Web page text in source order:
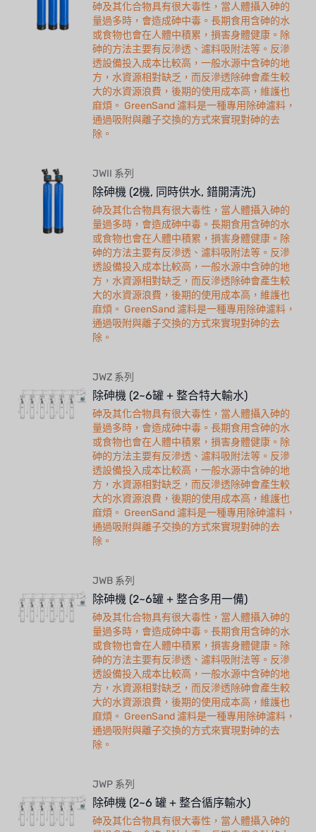
砷及其化合物具有很大毒性，當人體攝入砷的
量過多時，會造成砷中毒。長期食用含砷的水
或食物也會在人體中積累，損害身體健康。除
砷的方法主要有反滲透、濾料吸附法等。反滲
透設備投入成本比較高，一般水源中含砷的地
方，水資源相對缺乏，而反滲透除砷會產生較
大的水資源浪費，後期的使用成本高，維護也
麻煩。 GreenSand 濾料是一種專用除砷濾料，
通過吸附與離子交換的方式來實現對砷的去
除。
JWII 系列
除砷機 (2機, 同時供水, 錯開清洗)
砷及其化合物具有很大毒性，當人體攝入砷的
量過多時，會造成砷中毒。長期食用含砷的水
或食物也會在人體中積累，損害身體健康。除
砷的方法主要有反滲透、濾料吸附法等。反滲
透設備投入成本比較高，一般水源中含砷的地
方，水資源相對缺乏，而反滲透除砷會產生較
大的水資源浪費，後期的使用成本高，維護也
麻煩。 GreenSand 濾料是一種專用除砷濾料，
通過吸附與離子交換的方式來實現對砷的去
除。
JWZ 系列
除砷機 (2~6罐 + 整合特大輸水)
砷及其化合物具有很大毒性，當人體攝入砷的
量過多時，會造成砷中毒。長期食用含砷的水
或食物也會在人體中積累，損害身體健康。除
砷的方法主要有反滲透、濾料吸附法等。反滲
透設備投入成本比較高，一般水源中含砷的地
方，水資源相對缺乏，而反滲透除砷會產生較
大的水資源浪費，後期的使用成本高，維護也
麻煩。 GreenSand 濾料是一種專用除砷濾料，
通過吸附與離子交換的方式來實現對砷的去
除。
JWB 系列
除砷機 (2~6罐 + 整合多用一備)
砷及其化合物具有很大毒性，當人體攝入砷的
量過多時，會造成砷中毒。長期食用含砷的水
或食物也會在人體中積累，損害身體健康。除
砷的方法主要有反滲透、濾料吸附法等。反滲
透設備投入成本比較高，一般水源中含砷的地
方，水資源相對缺乏，而反滲透除砷會產生較
大的水資源浪費，後期的使用成本高，維護也
麻煩。 GreenSand 濾料是一種專用除砷濾料，
通過吸附與離子交換的方式來實現對砷的去
除。
JWP 系列
除砷機 (2~6 罐 + 整合循序輸水)
砷及其化合物具有很大毒性，當人體攝入砷的